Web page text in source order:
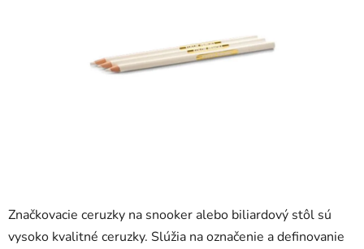
Značkovacie ceruzky na snooker alebo biliardový stôl sú
vysoko kvalitné ceruzky. Slúžia na označenie a definovanie